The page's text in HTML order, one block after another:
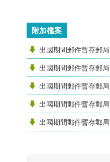
附加檔案
出國期間郵件暫存郵
出國期間郵件暫存郵
出國期間郵件暫存郵
出國期間郵件暫存郵
出國期間郵件暫存郵